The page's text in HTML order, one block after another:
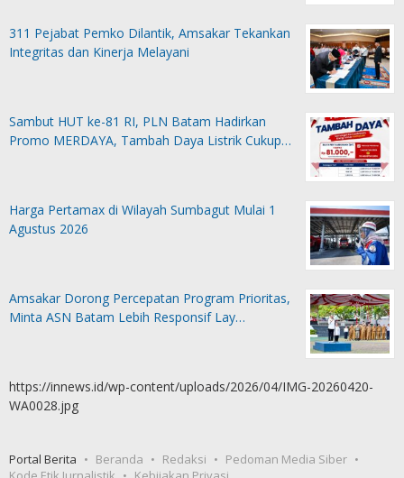
311 Pejabat Pemko Dilantik, Amsakar Tekankan
Integritas dan Kinerja Melayani
Sambut HUT ke-81 RI, PLN Batam Hadirkan
Promo MERDAYA, Tambah Daya Listrik Cukup…
Harga Pertamax di Wilayah Sumbagut Mulai 1
Agustus 2026
Amsakar Dorong Percepatan Program Prioritas,
Minta ASN Batam Lebih Responsif Lay…
https://innews.id/wp-content/uploads/2026/04/IMG-20260420-
WA0028.jpg
Portal Berita Beranda Redaksi
Pedoman Media Siber